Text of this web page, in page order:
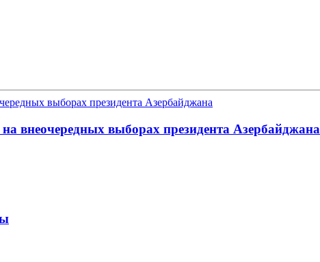
внеочередных выборах президента Азербайджана